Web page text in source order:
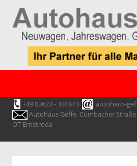
+49 03623 - 331873
autohaus-
Autohaus Geffe, Cumbacher
OT Ernstroda